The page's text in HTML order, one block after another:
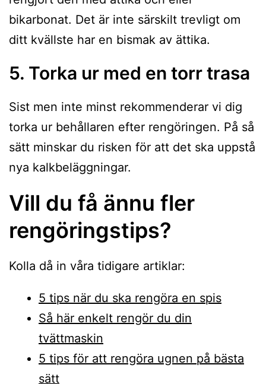
bikarbonat. Det är inte särskilt trevligt om
ditt kvällste har en bismak av ättika.
5. Torka ur med en torr trasa
Sist men inte minst rekommenderar vi dig
torka ur behållaren efter rengöringen. På så
sätt minskar du risken för att det ska uppstå
nya kalkbeläggningar.
Vill du få ännu fler
rengöringstips?
Kolla då in våra tidigare artiklar:
5 tips när du ska rengöra en spis
Så här enkelt rengör du din
tvättmaskin
5 tips för att rengöra ugnen på bästa
sätt